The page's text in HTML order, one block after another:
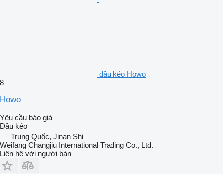
đầu kéo Howo
8
Howo
Yêu cầu báo giá
Đầu kéo
Trung Quốc, Jinan Shi
Weifang Changjiu International Trading Co., Ltd.
Liên hệ với người bán